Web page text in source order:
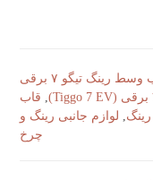
وسط رینگ تیگو ٧ برقی
, قاب
لوازم جانبی رینگ و
چرخ